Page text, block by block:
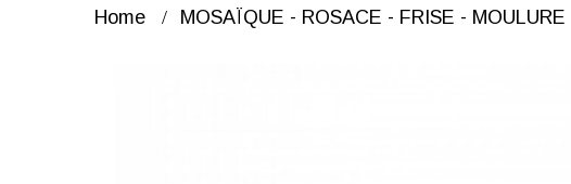
Home MOSAÏQUE - ROSACE - FRISE - MOULURE